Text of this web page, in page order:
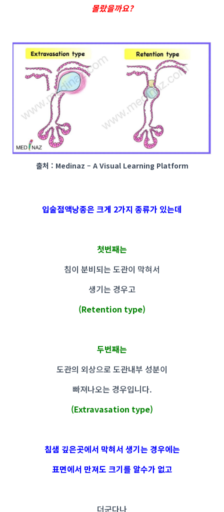
몰랐을까요?
출처 : Medinaz – A Visual Learning Platform
입술점액낭종은 크게 2가지 종류가 있는데
첫번째는
침이 분비되는 도관이 막혀서
생기는 경우고
(Retention type)
두번째는
도관의 외상으로 도관내부 성분이
빠져나오는 경우입니다.
(Extravasation type)
침샘 깊은곳에서 막혀서 생기는 경우에는
표면에서 만져도 크기를 알수가 없고
더군다나